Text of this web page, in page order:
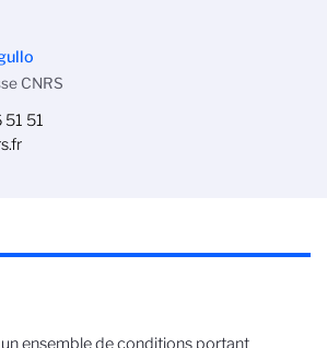
CNRS
51 51
ensemble de conditions portant